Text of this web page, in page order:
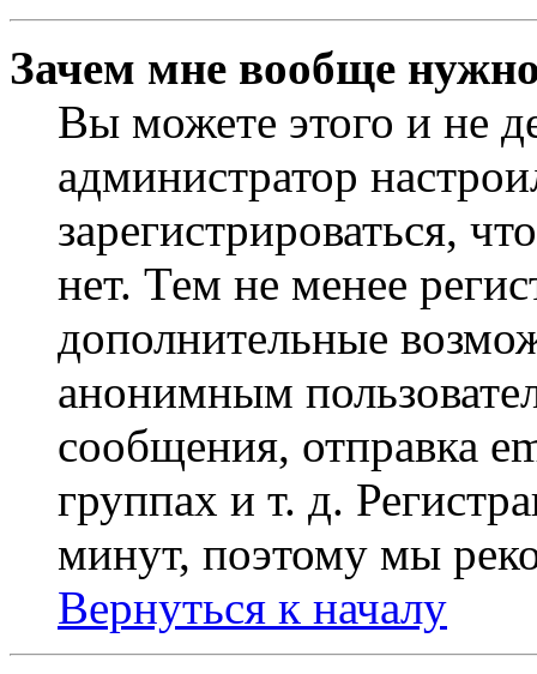
Зачем мне вообще
Вы можете этого и не
администратор
зарегистрироваться,
нет. Тем не менее
дополнительные
анонимным
сообщения, отправка
группах и т. д.
минут, поэтому мы
Вернуться к началу